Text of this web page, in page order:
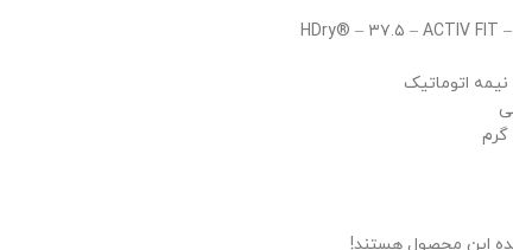
نیمه اتوماتیک
این محصول هستند!